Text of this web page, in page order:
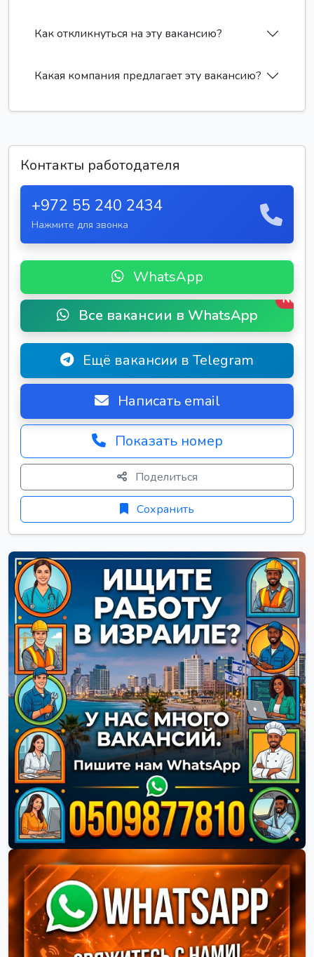
Как откликнуться на эту вакансию?
Какая компания предлагает эту вакансию?
Контакты работодателя
+972 55 240 2434
Нажмите для звонка
WhatsApp
Все вакансии в WhatsApp
New
Ещё вакансии в Telegram
Написать email
Показать номер
Поделиться
Сохранить